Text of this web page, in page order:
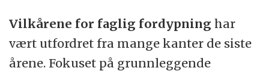
Vilkårene for faglig fordypning har
vært utfordret fra mange kanter de siste
årene. Fokuset på grunnleggende